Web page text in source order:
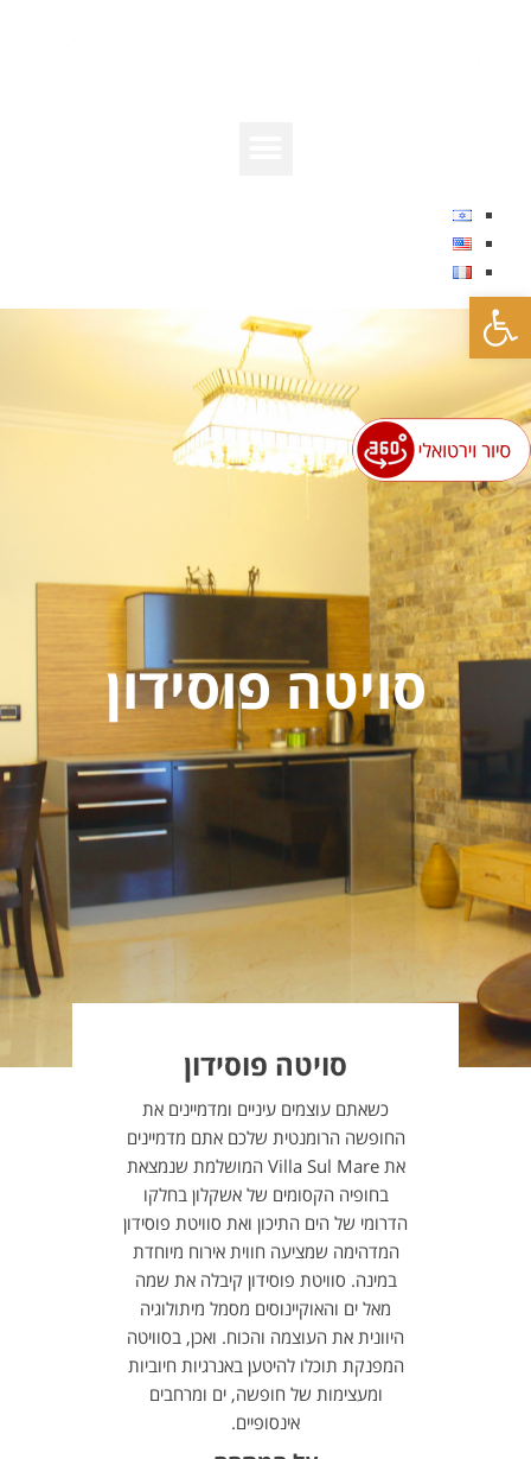
פתח סרגל נגישות
סויטה פוסידון
סויטה פוסידון
כשאתם עוצמים עיניים ומדמיינים את
החופשה הרומנטית שלכם אתם מדמיינים
את Villa Sul Mare המושלמת שנמצאת
בחופיה הקסומים של אשקלון בחלקו
הדרומי של הים התיכון ואת סוויטת פוסידון
המדהימה שמציעה חווית אירוח מיוחדת
במינה. סוויטת פוסידון קיבלה את שמה
מאל ים והאוקיינוסים מסמל מיתולוגיה
היוונית את העוצמה והכוח. ואכן, בסוויטה
המפנקת תוכלו להיטען באנרגיות חיוביות
ומעצימות של חופשה, ים ומרחבים
אינסופיים.